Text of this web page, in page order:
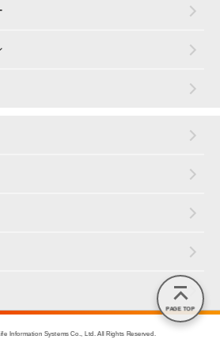
PAGE TOP
Information Systems Co., Ltd. All Rights Reserved.